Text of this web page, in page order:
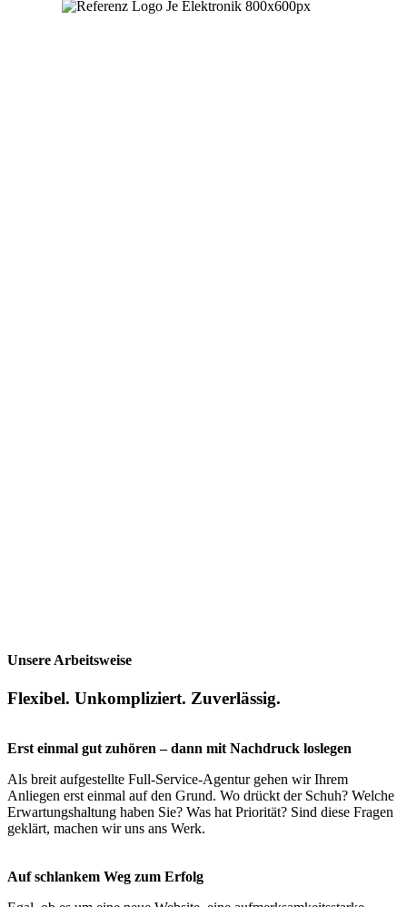
Unsere Arbeitsweise
Flexibel. Unkompliziert. Zuverlässig.
Erst einmal gut zuhören – dann mit Nachdruck loslegen
Als breit aufgestellte Full-Service-Agentur gehen wir Ihrem
Anliegen erst einmal auf den Grund. Wo drückt der Schuh? Welche
Erwartungshaltung haben Sie? Was hat Priorität? Sind diese Fragen
geklärt, machen wir uns ans Werk.
Auf schlankem Weg zum Erfolg